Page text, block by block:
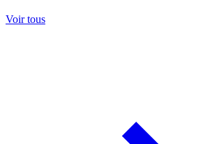
Voir tous